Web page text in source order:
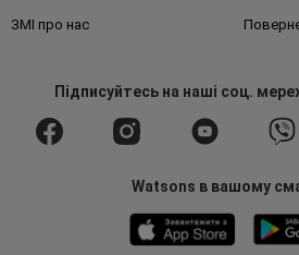
ЗМІ про нас
Підписуйтесьна наші соц.
Watsons в вашому